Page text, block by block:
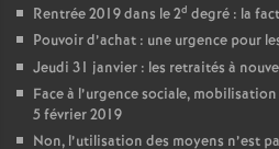
Rentrée 2019 dans le 2d degré : la
Pouvoir d’achat : une urgence pour
Jeudi 31 janvier : les retraités à
Face à l’urgence sociale,
5 février 2019
Non, l’utilisation des moyens n’est